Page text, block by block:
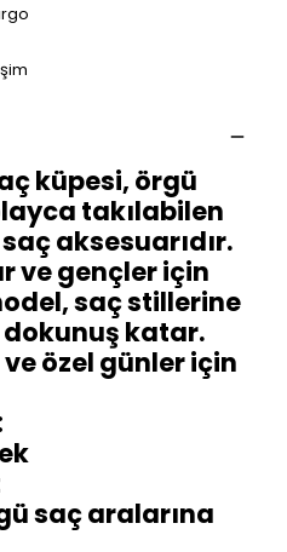
küpesi, örgü
takılabilen
aksesuarıdır.
ve gençler için
saç stillerine
katar.
özel günler için
saç aralarına